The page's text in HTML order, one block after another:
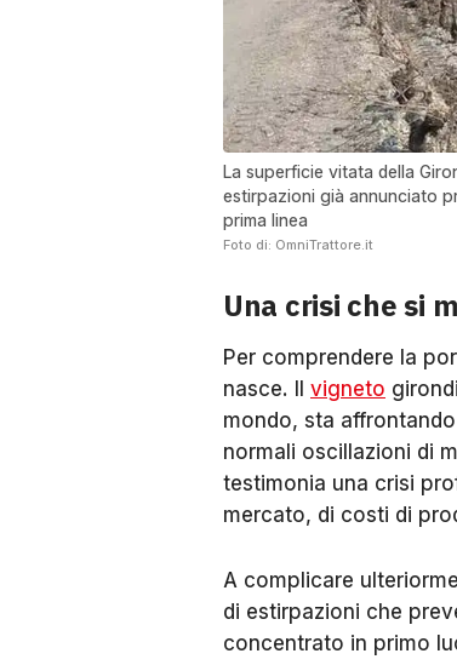
La superficie vitata della
estirpazioni già annunciato
prima linea
Foto di: OmniTrattore.it
Una crisi che si
Per comprendere la
nasce. Il vigneto
mondo, sta
normali oscillazioni di
testimonia una crisi
mercato, di costi di
A complicare
di estirpazioni che
concentrato in primo